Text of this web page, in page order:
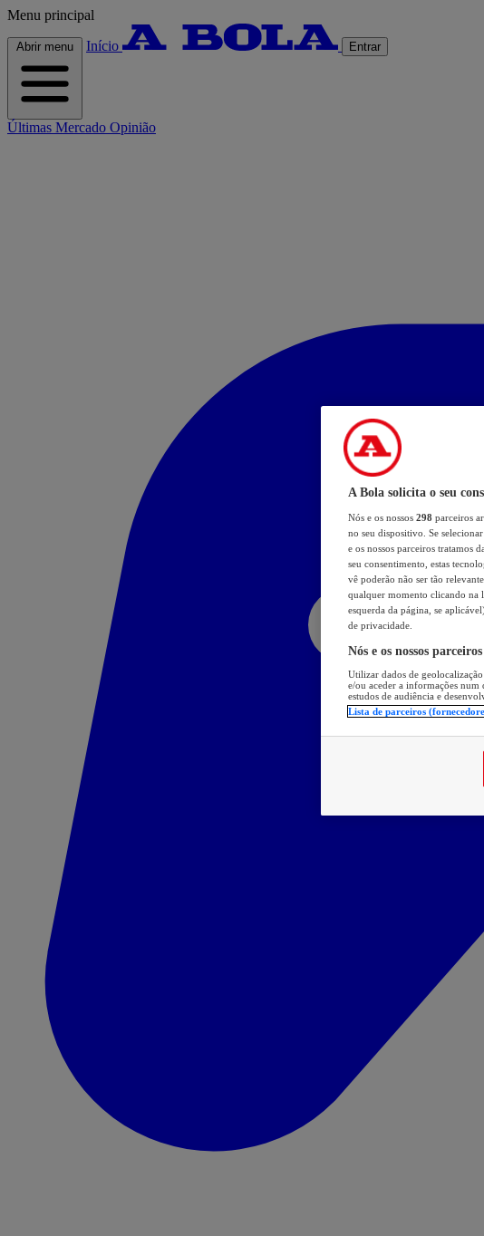
Menu principal
Abrir menu Início Entrar
Últimas Mercado Opinião
A Bola solicita o seu
Nós e os nossos 298 parceiros
no seu dispositivo. Se
e os nossos parceiros tratamos
seu consentimento, estas
vê poderão não ser tão
qualquer momento clicando na
esquerda da página, se
de privacidade.
Nós e os nossos
Utilizar dados de
e/ou aceder a informações num
estudos de audiência e
Lista de parceiros